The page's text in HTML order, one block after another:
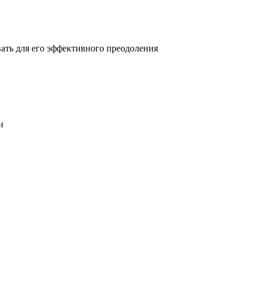
для его эффективного преодоления